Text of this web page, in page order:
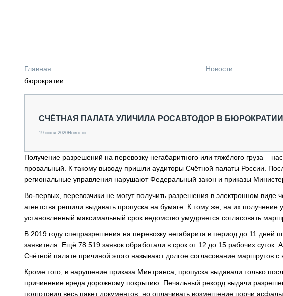
ОБЗОР РЫНКА
ГРУЗОПЕРЕВОЗКИ
ИСПЫТАТЕЛИ
ТЕХНОЛОГИИ
ДОРОЖНАЯ ИНДУСТРИЯ
СЕРВИСМЕНЫ
Главная Новости
бюрократии
СЧЁТНАЯ ПАЛАТА УЛИЧИЛА РОСАВТОДОР В БЮРОКРАТИИ
19 июня 2020Новости
Получение разрешений на перевозку негабаритного или тяжёлого груза –
провальный. К такому выводу пришли аудиторы Счётной палаты России.
региональные управления нарушают Федеральный закон и приказы
Во-первых, перевозчики не могут получить разрешения в электронном виде
агентства решили выдавать пропуска на бумаге. К тому же, на их
установленный максимальный срок ведомство умудряется согласовать
В 2019 году спецразрешения на перевозку негабарита в период до 11 дней
заявителя. Ещё 78 519 заявок обработали в срок от 12 до 15 рабочих
Счётной палате причиной этого называют долгое согласование маршрутов с
Кроме того, в нарушение приказа Минтранса, пропуска выдавали только
причинение вреда дорожному покрытию. Печальный рекорд выдачи
подготовил весь пакет документов, но оплачивать возмещение порчи